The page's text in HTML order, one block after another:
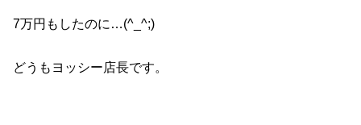
7万円もしたのに…(^_^;)
どうもヨッシー店長です。